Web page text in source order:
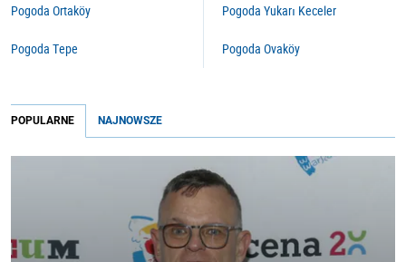
Pogoda Ortaköy
Pogoda Tepe
Pogoda Yukarı Keceler
Pogoda Ovaköy
POPULARNE NAJNOWSZE